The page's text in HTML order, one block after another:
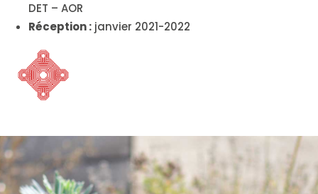
DET – AOR
Réception : janvier 2021-2022